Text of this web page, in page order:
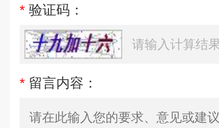
* 验证码：
* 留言内容：